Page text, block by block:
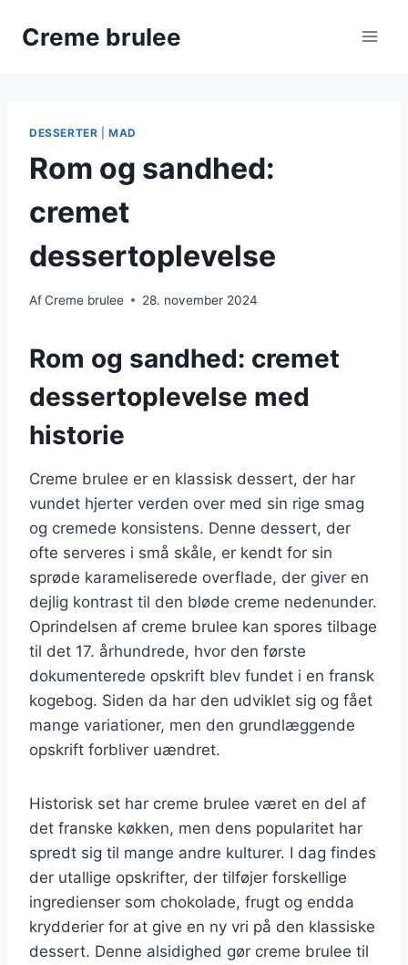
Creme brulee
DESSERTER |MAD
Rom og sandhed:
cremet
dessertoplevelse
AfCreme brulee 28. november 2024
Rom og sandhed: cremet
dessertoplevelse med
historie
Creme brulee er en klassisk dessert, der har
vundet hjerter verden over med sin rige smag
og cremede konsistens. Denne dessert, der
ofte serveres i små skåle, er kendt for sin
sprøde karameliserede overflade, der giver en
dejlig kontrast til den bløde creme nedenunder.
Oprindelsen af creme brulee kan spores tilbage
til det 17. århundrede, hvor den første
dokumenterede opskrift blev fundet i en fransk
kogebog. Siden da har den udviklet sig og fået
mange variationer, men den grundlæggende
opskrift forbliver uændret.
Historisk set har creme brulee været en del af
det franske køkken, men dens popularitet har
spredt sig til mange andre kulturer. I dag findes
der utallige opskrifter, der tilføjer forskellige
ingredienser som chokolade, frugt og endda
krydderier for at give en ny vri på den klassiske
dessert. Denne alsidighed gør creme brulee til